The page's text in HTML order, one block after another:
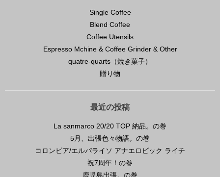
Single Coffee
Blend Coffee
Coffee Utensils
Espresso Mchine & Coffee Grinder & Other
quatre-quarts（焼き菓子）
贈り物
最近の投稿
La sanmarco 20/20 TOP 納品。の巻
5月、出張色々物語。の巻
コロンビア/エルパライソ アナエロビック ライチ
祝7周年！の巻
鹿児島出張。の巻